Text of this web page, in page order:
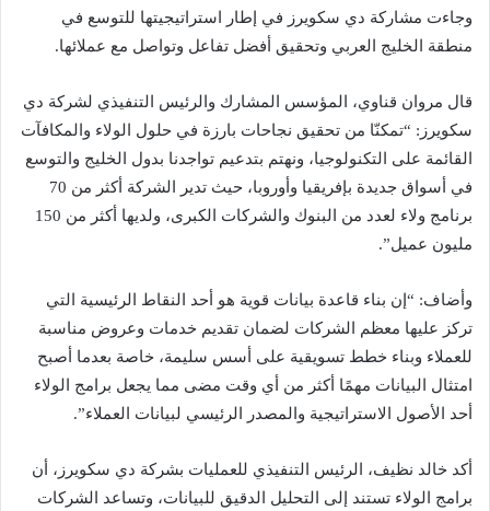
وجاءت مشاركة دي سكويرز في إطار استراتيجيتها للتوسع في
منطقة الخليج العربي وتحقيق أفضل تفاعل وتواصل مع عملائها.
قال مروان قناوي، المؤسس المشارك والرئيس التنفيذي لشركة دي
سكويرز: “تمكنّا من تحقيق نجاحات بارزة في حلول الولاء والمكافآت
القائمة على التكنولوجيا، ونهتم بتدعيم تواجدنا بدول الخليج والتوسع
في أسواق جديدة بإفريقيا وأوروبا، حيث تدير الشركة أكثر من 70
برنامج ولاء لعدد من البنوك والشركات الكبرى، ولديها أكثر من 150
مليون عميل”.
وأضاف: “إن بناء قاعدة بيانات قوية هو أحد النقاط الرئيسية التي
تركز عليها معظم الشركات لضمان تقديم خدمات وعروض مناسبة
للعملاء وبناء خطط تسويقية على أسس سليمة، خاصة بعدما أصبح
امتثال البيانات مهمًا أكثر من أي وقت مضى مما يجعل برامج الولاء
أحد الأصول الاستراتيجية والمصدر الرئيسي لبيانات العملاء”.
أكد خالد نظيف، الرئيس التنفيذي للعمليات بشركة دي سكويرز، أن
برامج الولاء تستند إلى التحليل الدقيق للبيانات، وتساعد الشركات